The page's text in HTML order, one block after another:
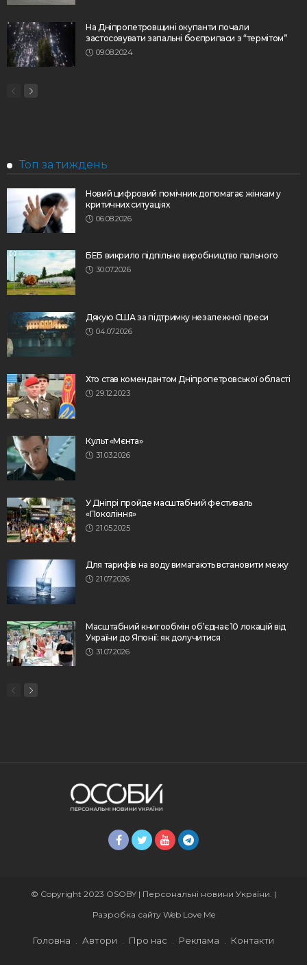
На Дніпропетровщині окупанти почали
застосовувати запальні боєприпаси з “термітом”
09.08.2024
Топ за тиждень
Новий цифровий помічник допомагає жінкам у
критичних ситуаціях
06.08.2026
БЕБ викрило підпільне виробництво пального
30.07.2026
Дякую США за підтримку незалежної преси
04.07.2026
Хто став комендантом Дніпропетровської області
29.12.2023
Культ «Мєнта»
31.03.2026
У Дніпрі пройде масштабний фестиваль
«Покоління»
21.05.2025
Для тарифів на воду вимагають встановити межу
21.07.2026
Масштабний книгообмін об’єднає 10 локацій від
України до Японії: як долучитися
31.07.2026
© Copyright 2023 OSOBY | Персональні новини України. |
Разробка сайтуWeb Love Me
Головна Автори Про нас Реклама Контакти